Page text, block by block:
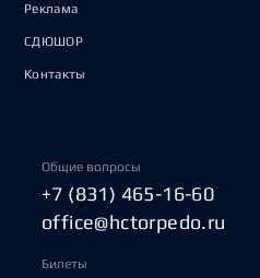
Реклама
СДЮШОР
Контакты
Общие вопросы
+7 (831) 465-16-60
office@hctorpedo.ru
Билеты